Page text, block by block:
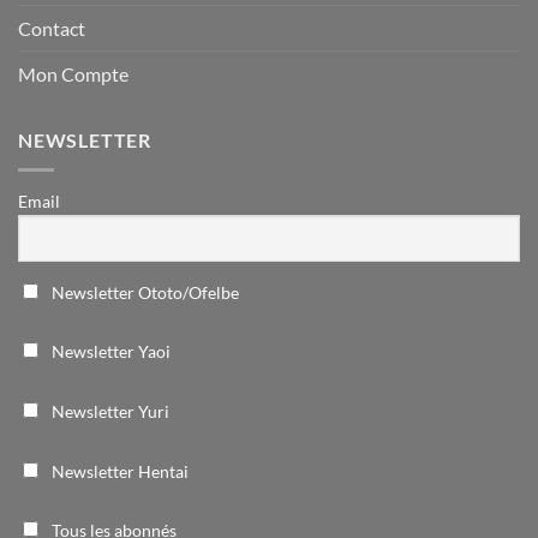
Contact
Mon Compte
NEWSLETTER
Email
Newsletter Ototo/Ofelbe
Newsletter Yaoi
Newsletter Yuri
Newsletter Hentai
Tous les abonnés